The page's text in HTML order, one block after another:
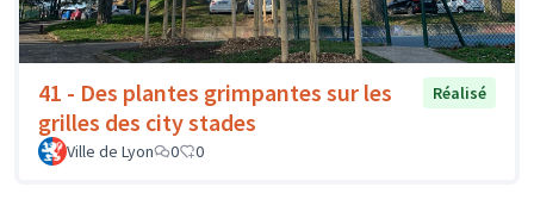
41 - Des plantes grimpantes sur les
grilles des city stades
Réalisé
Ville de Lyon 0 0